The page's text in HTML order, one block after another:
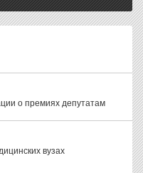
о премиях депутатам
вузах